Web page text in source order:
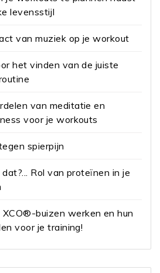
levensstijl
van muziek op je workout
het vinden van de juiste
van meditatie en
voor je workouts
spierpijn
Rol van proteïnen in je
XCO®-buizen werken en hun
voor je training!